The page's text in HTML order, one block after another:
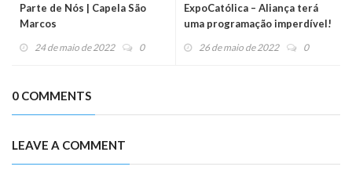
Parte de Nós | Capela São
Marcos
24 de maio de 2022 0
ExpoCatólica – Aliança terá
uma programação imperdível!
26 de maio de 2022 0
0 COMMENTS
LEAVE A COMMENT